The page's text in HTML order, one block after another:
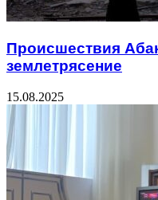
Происшествия
землетрясение
15.08.2025